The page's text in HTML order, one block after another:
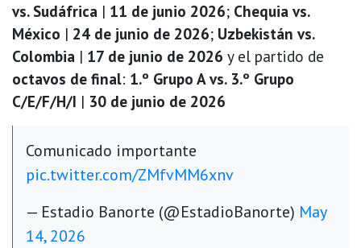
vs. Sudáfrica | 11 de junio 2026; Chequia vs.
México | 24 de junio de 2026; Uzbekistán vs.
Colombia | 17 de junio de 2026 y el partido de
octavos de final: 1.º Grupo A vs. 3.º Grupo
C/E/F/H/I | 30 de junio de 2026
Comunicado importante
pic.twitter.com/ZMfvMM6xnv
— Estadio Banorte (@EstadioBanorte) May
14, 2026